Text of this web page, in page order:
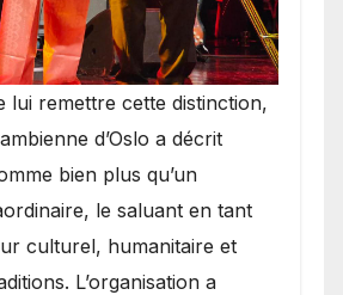
lui remettre cette distinction,
d’Oslo a décrit
bien plus qu’un
le saluant en tant
culturel, humanitaire et
L’organisation a